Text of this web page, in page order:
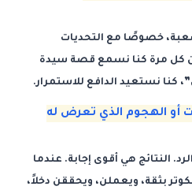
خصوصًا مع التحديات
كل مرة كنا نسمع قصة سيدة
كنا نستعيد الدافع للاستمرار.
أو الهجوم الذي تعرض له
النتائج هي أقوى إجابة. عندما
بثقة، ويعملن، ويحققن دخلاً،